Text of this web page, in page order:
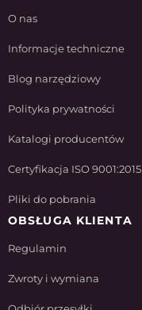
O nas
Informacje techniczne
Blog narzędziowy
Polityka prywatności
Katalogi producentów
Certyfikacja ISO 9001:2015
Pliki do pobrania
OBSŁUGA KLIENTA
Regulamin
Zwroty i wymiana